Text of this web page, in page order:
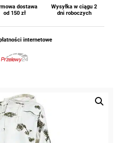
dostawa
od 150 zł
Wysyłka w ciągu 2
dni roboczych
internetowe